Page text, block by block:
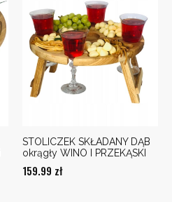
STOLICZEK SKŁADANY DĄB
okrągły WINO I PRZEKĄSKI
159.99 zł